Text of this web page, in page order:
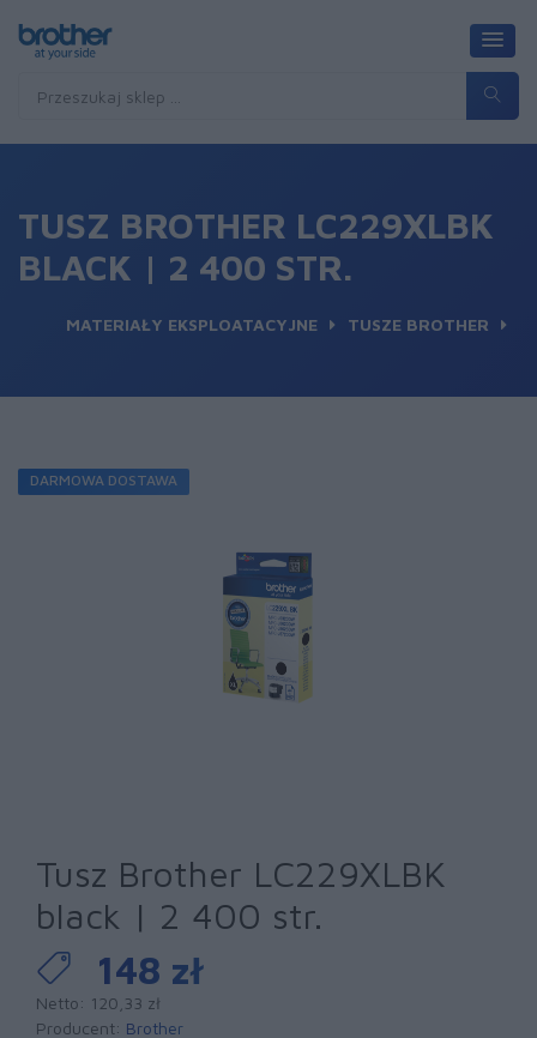
TUSZ BROTHER LC229XLBK
BLACK | 2 400 STR.
MATERIAŁY EKSPLOATACYJNE TUSZE BROTHER
DARMOWA DOSTAWA
Tusz Brother LC229XLBK
black | 2 400 str.
148 zł
Netto: 120,33 zł
Producent: Brother